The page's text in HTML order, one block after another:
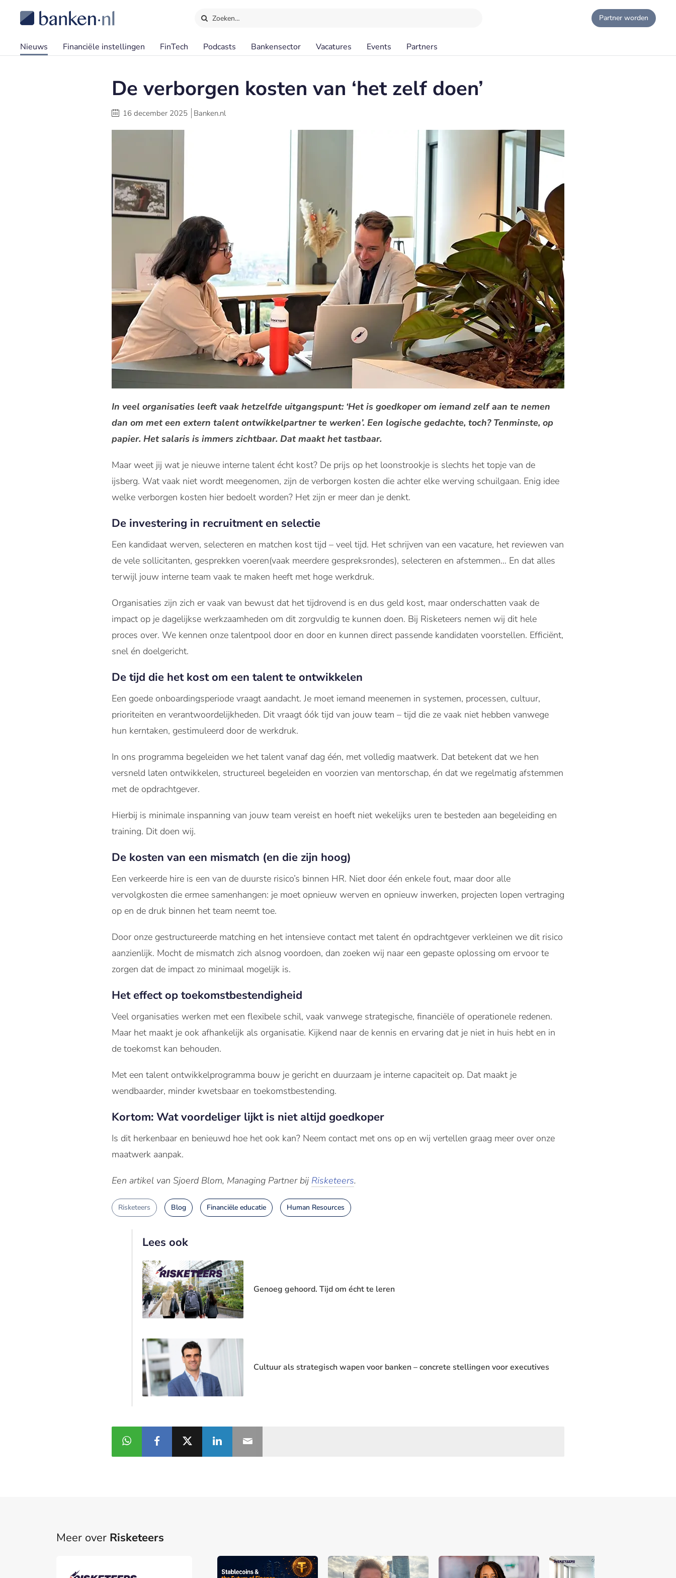
Zoeken… Partner worden
Nieuws Financiële instellingen FinTech Podcasts Bankensector Vacatures Events Partners
De verborgen kosten van ‘het zelf doen’
16 december 2025 Banken.nl
In veel organisaties leeft vaak hetzelfde uitgangspunt: ‘Het is goedkoper om iemand zelf aan te nemen
dan om met een extern talent ontwikkelpartner te werken’. Een logische gedachte, toch? Tenminste, op
papier. Het salaris is immers zichtbaar. Dat maakt het tastbaar.
Maar weet jij wat je nieuwe interne talent écht kost? De prijs op het loonstrookje is slechts het topje van de
ijsberg. Wat vaak niet wordt meegenomen, zijn de verborgen kosten die achter elke werving schuilgaan. Enig idee
welke verborgen kosten hier bedoelt worden? Het zijn er meer dan je denkt.
De investering in recruitment en selectie
Een kandidaat werven, selecteren en matchen kost tijd – veel tijd. Het schrijven van een vacature, het reviewen van
de vele sollicitanten, gesprekken voeren(vaak meerdere gespreksrondes), selecteren en afstemmen… En dat alles
terwijl jouw interne team vaak te maken heeft met hoge werkdruk.
Organisaties zijn zich er vaak van bewust dat het tijdrovend is en dus geld kost, maar onderschatten vaak de
impact op je dagelijkse werkzaamheden om dit zorgvuldig te kunnen doen. Bij Risketeers nemen wij dit hele
proces over. We kennen onze talentpool door en door en kunnen direct passende kandidaten voorstellen. Efficiënt,
snel én doelgericht.
De tijd die het kost om een talent te ontwikkelen
Een goede onboardingsperiode vraagt aandacht. Je moet iemand meenemen in systemen, processen, cultuur,
prioriteiten en verantwoordelijkheden. Dit vraagt óók tijd van jouw team – tijd die ze vaak niet hebben vanwege
hun kerntaken, gestimuleerd door de werkdruk.
In ons programma begeleiden we het talent vanaf dag één, met volledig maatwerk. Dat betekent dat we hen
versneld laten ontwikkelen, structureel begeleiden en voorzien van mentorschap, én dat we regelmatig afstemmen
met de opdrachtgever.
Hierbij is minimale inspanning van jouw team vereist en hoeft niet wekelijks uren te besteden aan begeleiding en
training. Dit doen wij.
De kosten van een mismatch (en die zijn hoog)
Een verkeerde hire is een van de duurste risico’s binnen HR. Niet door één enkele fout, maar door alle
vervolgkosten die ermee samenhangen: je moet opnieuw werven en opnieuw inwerken, projecten lopen vertraging
op en de druk binnen het team neemt toe.
Door onze gestructureerde matching en het intensieve contact met talent én opdrachtgever verkleinen we dit risico
aanzienlijk. Mocht de mismatch zich alsnog voordoen, dan zoeken wij naar een gepaste oplossing om ervoor te
zorgen dat de impact zo minimaal mogelijk is.
Het effect op toekomstbestendigheid
Veel organisaties werken met een flexibele schil, vaak vanwege strategische, financiële of operationele redenen.
Maar het maakt je ook afhankelijk als organisatie. Kijkend naar de kennis en ervaring dat je niet in huis hebt en in
de toekomst kan behouden.
Met een talent ontwikkelprogramma bouw je gericht en duurzaam je interne capaciteit op. Dat maakt je
wendbaarder, minder kwetsbaar en toekomstbestending.
Kortom: Wat voordeliger lijkt is niet altijd goedkoper
Is dit herkenbaar en benieuwd hoe het ook kan? Neem contact met ons op en wij vertellen graag meer over onze
maatwerk aanpak.
Een artikel van Sjoerd Blom, Managing Partner bij Risketeers.
Risketeers Blog Financiële educatie Human Resources
Lees ook
Genoeg gehoord. Tijd om écht te leren
Cultuur als strategisch wapen voor banken – concrete stellingen voor executives
Meer over Risketeers